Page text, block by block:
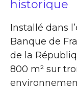
historique
Installé dans
Banque de
de la
800 m² sur